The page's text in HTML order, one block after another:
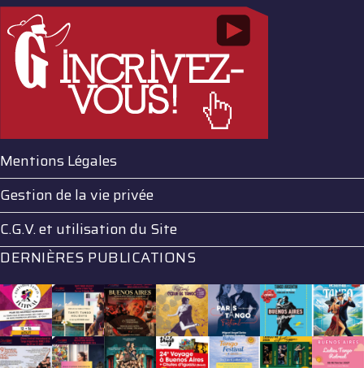
Mentions Légales
Gestion de la vie privée
C.G.V. et utilisation du Site
DERNIÈRES PUBLICATIONS